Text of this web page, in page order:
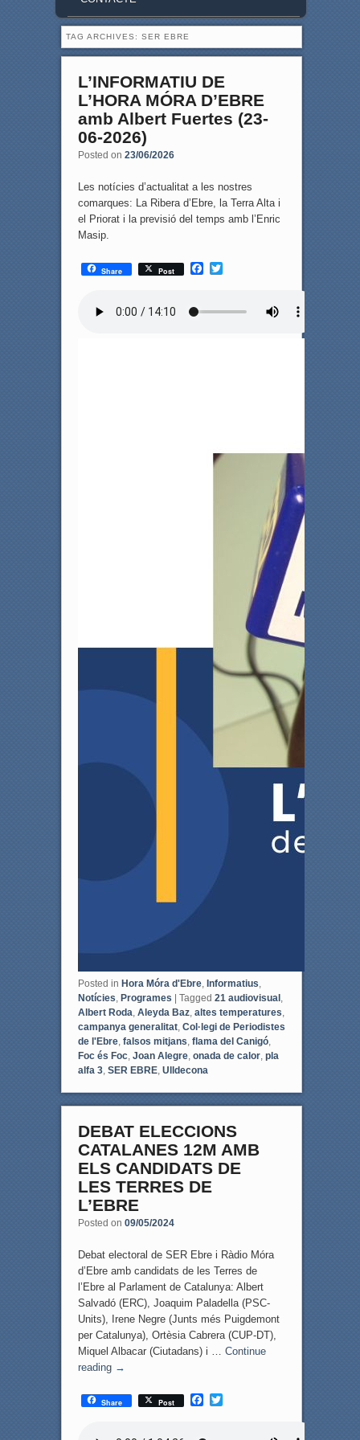
TAG ARCHIVES: SER EBRE
L’INFORMATIU DE
L’HORA MÓRA D’EBRE
amb Albert Fuertes (23-
06-2026)
Posted on 23/06/2026
Les notícies d’actualitat a les nostres
comarques: La Ribera d’Ebre, la Terra Alta i
el Priorat i la previsió del temps amb l’Enric
Masip.
Share Post
F
T
Posted in Hora Móra d'Ebre, Informatius
Notícies Programes | Tagged 21 audiovisual,
Albert Roda Aleyda Baz, altes temperatures
campanya generalitat, Col·legi de Periodistes
de l'Ebre, falsos mitjans flama del Canigó,
Foc és Foc, Joan Alegre, onada de calor, pla
alfa 3, SER EBRE, Ulldecona
DEBAT ELECCIONS
CATALANES 12M AMB
ELS CANDIDATS DE
LES TERRES DE
L’EBRE
Posted on 09/05/2024
Debat electoral de SER Ebre i Ràdio Móra
d’Ebre amb candidats de les Terres de
l’Ebre al Parlament de Catalunya: Albert
Salvadó (ERC), Joaquim Paladella (PSC-
Units), Irene Negre (Junts més Puigdemont
per Catalunya), Ortèsia Cabrera (CUP-DT),
Miquel Albacar (Ciutadans) i … Continue
reading →
Share Post
F
T